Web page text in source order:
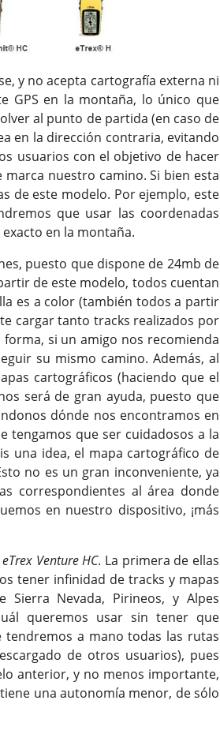
y no acepta cartografía externa ni
GPS en la montaña, lo único que
al punto de partida (en caso de
en la dirección contraria, evitando
usuarios con el objetivo de hacer
nuestro camino. Si bien esta
de este modelo. Por ejemplo, este
que usar las coordenadas
en la montaña.
puesto que dispone de 24mb de
de este modelo, todos cuentan
es a color (también todos a partir
cargar tanto tracks realizados por
si un amigo nos recomienda
su mismo camino. Además, al
cartográficos (haciendo que el
será de gran ayuda, puesto que
dónde nos encontramos en
tengamos que ser cuidadosos a la
una idea, el mapa cartográfico de
no es un gran inconveniente, ya
correspondientes al área donde
en nuestro dispositivo, ¡más
eTrex Venture HC. La primera de ellas
tener infinidad de tracks y mapas
Nevada, Pirineos, y Alpes
queremos usar sin tener que
tendremos a mano todas las rutas
de otros usuarios), pues
anterior, y no menos importante,
una autonomía menor, de sólo